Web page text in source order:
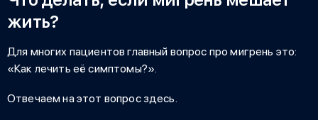
жить?
Для многих пациентов главный вопрос про мигрень это:
«Как лечить её симптомы?».
Отвечаем на этот вопрос здесь.